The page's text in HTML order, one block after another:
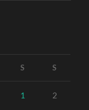
S S
1 2